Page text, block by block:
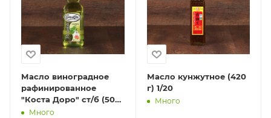
Масло виноградное
рафинированное
"Коста Доро" ст/б (500
мл) 1/12
Много
Масло кунжутное (420
г) 1/20
Много